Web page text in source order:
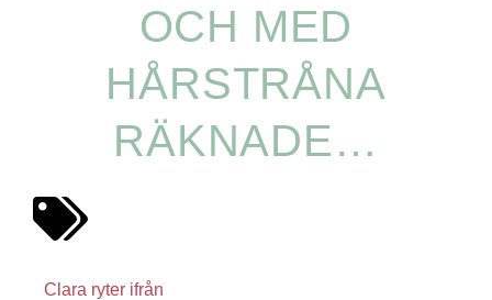
OCH MED
HÅRSTRÅNA
RÄKNADE…
Clara ryter ifrån